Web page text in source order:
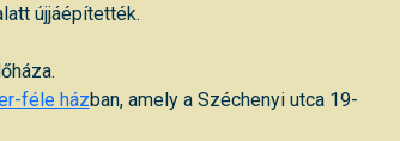
újjáépítették.
féle házban, amely a Széchenyi utca 19-